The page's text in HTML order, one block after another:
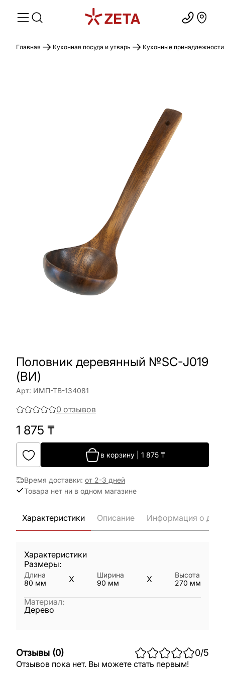
Главная Кухонная посуда и утварь Кухонные принадлежности
Половник деревянный №SC-J019
(ВИ)
Арт: ИМП-ТВ-134081
0 отзывов
1 875 ₸
в корзину 1 875 ₸
Время доставки: от 2-3 дней
Товара нет ни в одном магазине
Характеристики Описание Информация о
Характеристики
Размеры:
Длина
80 мм X
Ширина
90 мм X
Высота
270 мм
Материал:
Дерево
Отзывы (0) 0/5
Отзывов пока нет. Вы можете стать первым!